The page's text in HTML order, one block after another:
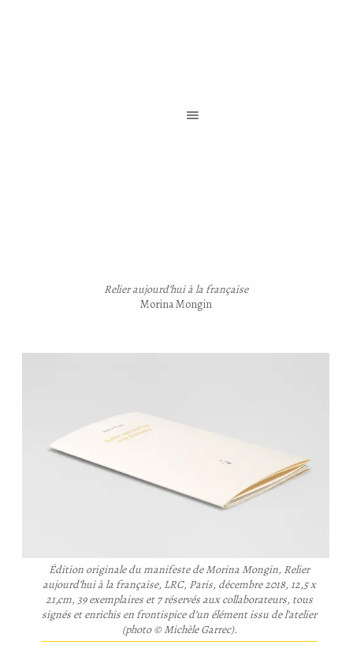
Relier aujourd’hui à la française
Morina Mongin
Édition originale du manifeste de Morina Mongin, Relier
aujourd’hui à la française, LRC, Paris, décembre 2018, 12,5 x
21,cm, 39 exemplaires et 7 réservés aux collaborateurs, tous
signés et enrichis en frontispice d’un élément issu de l’atelier
(photo © Michèle Garrec).